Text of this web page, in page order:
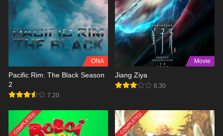
ONA
Pacific Rim: The Black Season
2
7.20
Movie
Jiang Ziya
6.30
COMPLETED COMPLETED